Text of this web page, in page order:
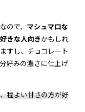
なので、 マシュマロな
きな人向きかもしれ
すし、チョコレート
好みの濃さに仕上げ
程よい甘さの方が好